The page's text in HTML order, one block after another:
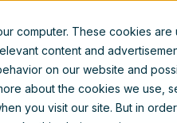
computer. These cookies
content and
on our website and
about the cookies we use,
you visit our site. But in